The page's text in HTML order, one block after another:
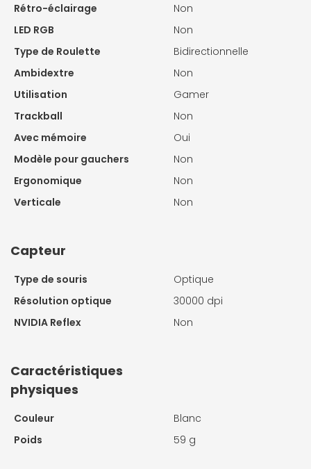
Rétro-éclairage
Non
LED RGB
Non
Type de Roulette
Bidirectionnelle
Ambidextre
Non
Utilisation
Gamer
Trackball
Non
Avec mémoire
Oui
Modèle pour gauchers
Non
Ergonomique
Non
Verticale
Non
Capteur
Type de souris
Optique
Résolution optique
30000 dpi
NVIDIA Reflex
Non
Caractéristiques
physiques
Couleur
Blanc
Poids
59 g